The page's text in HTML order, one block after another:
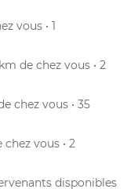
vous • 1
de chez vous • 2
chez vous • 35
chez vous • 2
disponibles